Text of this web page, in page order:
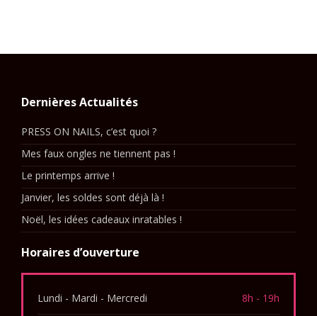
Dernières Actualités
PRESS ON NAILS, c’est quoi ?
Mes faux ongles ne tiennent pas !
Le printemps arrive !
Janvier, les soldes sont déjà là !
Noël, les idées cadeaux inratables !
Horaires d’ouverture
Lundi - Mardi - Mercredi 8h - 19h